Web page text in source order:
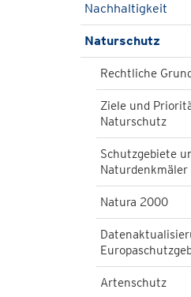
Nachhaltigkeit
Naturschutz
Rechtliche
Ziele und
Naturschutz
Schutzgebiete
Naturdenkmäler
Natura 2000
Artenschutz